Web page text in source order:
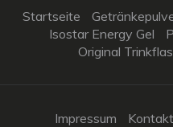
Startseite
Isostar Energy Gel
Original
Impressum Kontakt